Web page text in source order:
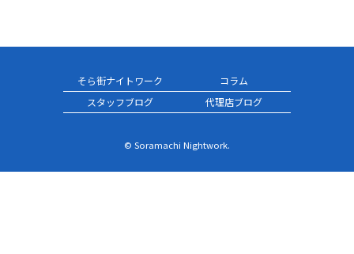
そら街ナイトワーク
コラム
スタッフブログ
代理店ブログ
© Soramachi Nightwork.